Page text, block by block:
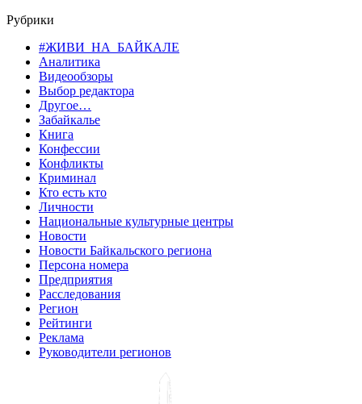
Рубрики
#ЖИВИ_НА_БАЙКАЛЕ
Аналитика
Видеообзоры
Выбор редактора
Другое…
Забайкалье
Книга
Конфессии
Конфликты
Криминал
Кто есть кто
Личности
Национальные культурные центры
Новости
Новости Байкальского региона
Персона номера
Предприятия
Расследования
Регион
Рейтинги
Реклама
Руководители регионов